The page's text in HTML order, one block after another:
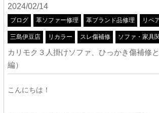
2024/02/14
ブログ 革ソファー修理 革ブランド品修理 リペ
三島伊豆店 リカラー スレ傷補修 ソファ・家具
カリモク３人掛けソファ、ひっかき傷補修
編）
こんにちは！